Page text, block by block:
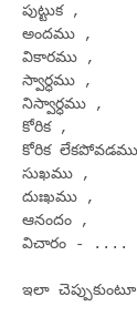
పుట్టుక ,
అందము ,
వికారము ,
స్వార్ధము ,
నిస్వార్ధము ,
కోరిక ,
కోరిక
సుఖము ,
దుఃఖము ,
ఆనందం ,
విచారం - ....
ఇలా